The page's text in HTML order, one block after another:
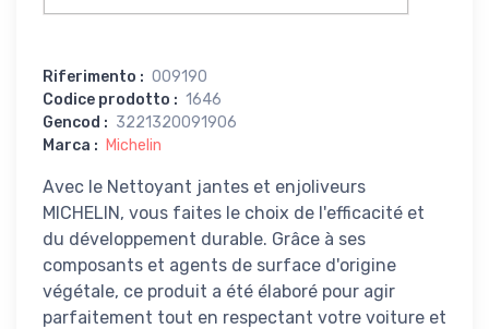
Riferimento : 009190
Codice prodotto : 1646
Gencod : 3221320091906
Marca : Michelin
Avec le Nettoyant jantes et enjoliveurs
MICHELIN, vous faites le choix de l'efficacité et
du développement durable. Grâce à ses
composants et agents de surface d'origine
végétale, ce produit a été élaboré pour agir
parfaitement tout en respectant votre voiture et